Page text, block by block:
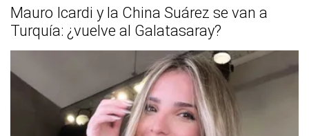
Mauro Icardi y la China Suárez se van a
Turquía: ¿vuelve al Galatasaray?